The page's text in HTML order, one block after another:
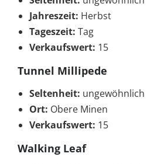
Jahreszeit: Herbst
Tageszeit: Tag
Verkaufswert: 15
Tunnel Millipede
Seltenheit: ungewöhnlich
Ort: Obere Minen
Verkaufswert: 15
Walking Leaf